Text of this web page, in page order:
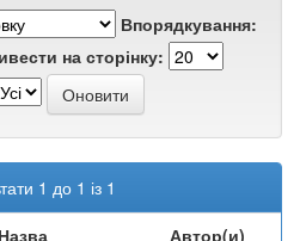
Впорядкування:
на сторінку:
1 до 1 із 1
Назва Автор(и)